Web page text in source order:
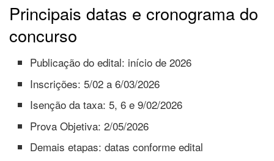
Principais datas e cronograma do
concurso
Publicação do edital: início de 2026
Inscrições: 5/02 a 6/03/2026
Isenção da taxa: 5, 6 e 9/02/2026
Prova Objetiva: 2/05/2026
Demais etapas: datas conforme edital